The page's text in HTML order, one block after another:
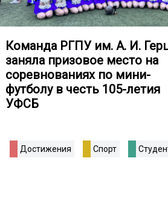
Команда РГПУ им. А. И.
заняла призовое место на
соревнованиях по мини-
футболу в честь 105-летия
УФСБ
Достижения Спорт